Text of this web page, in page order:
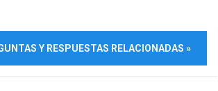
Y RESPUESTAS RELACIONADAS »